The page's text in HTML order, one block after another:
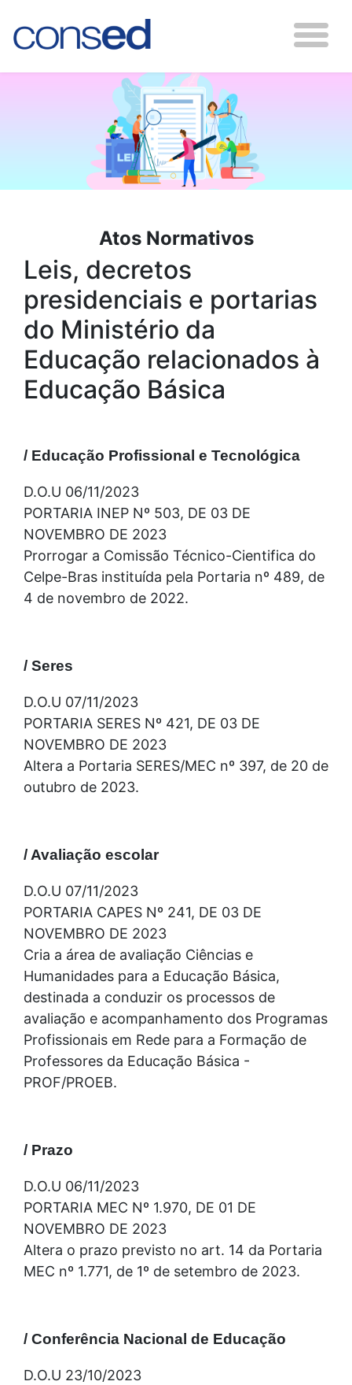
Atos Normativos
Leis, decretos
presidenciais e portarias
do Ministério da
Educação relacionados à
Educação Básica
/ Educação Profissional e Tecnológica
D.O.U 06/11/2023
PORTARIA INEP Nº 503, DE 03 DE
NOVEMBRO DE 2023
Prorrogar a Comissão Técnico-Cientifica do
Celpe-Bras instituída pela Portaria nº 489, de
4 de novembro de 2022.
/ Seres
D.O.U 07/11/2023
PORTARIA SERES Nº 421, DE 03 DE
NOVEMBRO DE 2023
Altera a Portaria SERES/MEC nº 397, de 20 de
outubro de 2023.
/ Avaliação escolar
D.O.U 07/11/2023
PORTARIA CAPES Nº 241, DE 03 DE
NOVEMBRO DE 2023
Cria a área de avaliação Ciências e
Humanidades para a Educação Básica,
destinada a conduzir os processos de
avaliação e acompanhamento dos Programas
Profissionais em Rede para a Formação de
Professores da Educação Básica -
PROF/PROEB.
/ Prazo
D.O.U 06/11/2023
PORTARIA MEC Nº 1.970, DE 01 DE
NOVEMBRO DE 2023
Altera o prazo previsto no art. 14 da Portaria
MEC nº 1.771, de 1º de setembro de 2023.
/ Conferência Nacional de Educação
D.O.U 23/10/2023